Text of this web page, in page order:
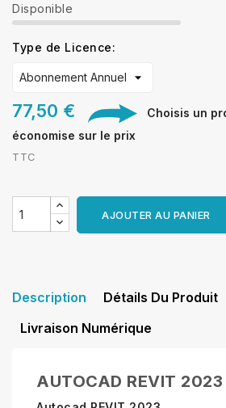
Disponible
Type de Licence:
77,50 €
Choisis un
économise sur le prix
TTC
AJOUTER AU PANIER
Description
Détails Du Produit
Livraison Numérique
AUTOCAD REVIT 2023